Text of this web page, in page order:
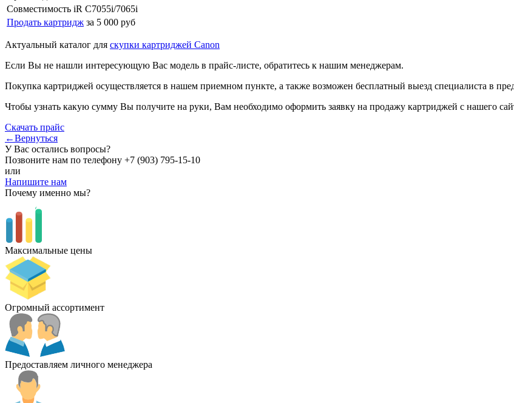
Совместимость iR C7055i/7065i
Продать картридж за 5 000 руб
Актуальный каталог для скупки картриджей Canon
Если Вы не нашли интересующую Вас модель в прайс-листе, обратитесь к нашим менеджерам.
Покупка картриджей осуществляется в нашем приемном пункте, а также возможен бесплатный выезд специалиста в
Чтобы узнать какую сумму Вы получите на руки, Вам необходимо оформить заявку на продажу картриджей с нашего
Скачать прайс
←Вернуться
У Вас остались вопросы?
Позвоните нам по телефону +7 (903) 795-15-10
или
Напишите нам
Почему именно мы?
Максимальные цены
Огромный ассортимент
Предоставляем личного менеджера